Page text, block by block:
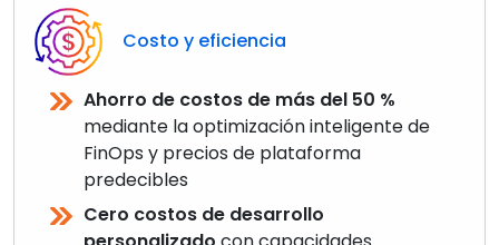
Costo y eficiencia
Ahorro de costos de más del 50 %
mediante la optimización inteligente de
FinOps y precios de plataforma
predecibles
Cero costos de desarrollo